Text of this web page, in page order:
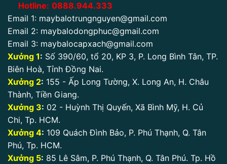
Hotline: 0888.944.333
Email 1: maybalotrungnguyen@gmail.com
Email 2: maybalodongphuc@gmail.com
Email 3: maybalocapxach@gmail.com
Xưởng 1: Số 390/60, tổ 20, KP 3, P. Long Bình Tân, TP.
Biên Hoà, Tỉnh Đồng Nai.
Xưởng 2: 155 - Ấp Long Tường, X. Long An, H. Châu
Thành, Tiền Giang.
Xưởng 3: 02 - Huỳnh Thị Quyến, Xã Bình Mỹ, H. Củ
Chi, Tp. HCM.
Xưởng 4: 109 Quách Đình Bảo, P. Phú Thạnh, Q. Tân
Phú, Tp. HCM.
Xưởng 5: 85 Lê Sâm, P. Phú Thạnh, Q. Tân Phú. Tp. Hồ